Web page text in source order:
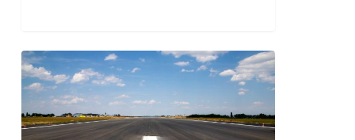
27
juni
testvluchten
vanaf